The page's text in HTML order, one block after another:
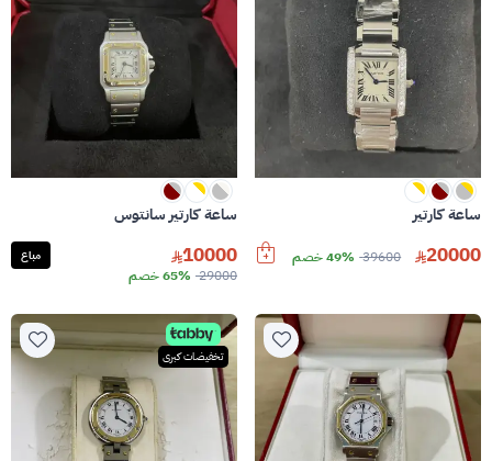
ساعة كارتير
20000
39600 49% خصم
ساعة كارتير سانتوس
10000
29000 65% خصم
مباع
تخفيضات كبرى